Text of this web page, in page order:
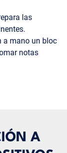
las
a mano un bloc
notas
A